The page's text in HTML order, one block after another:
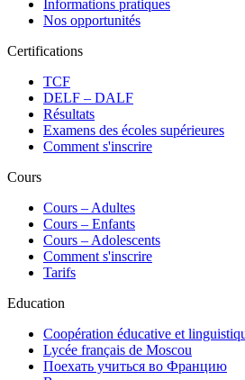
Informations pratiques
Nos opportunités
Certifications
TCF
DELF – DALF
Résultats
Examens des écoles supérieures
Comment s'inscrire
Cours
Сours – Adultes
Cours – Enfants
Cours – Adolescents
Comment s'inscrire
Tarifs
Education
Coopération éducative et
Lycée français de Moscou
Поехать учиться во Францию